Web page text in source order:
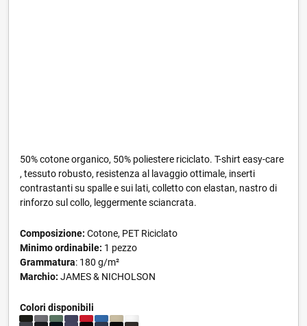
50% cotone organico, 50% poliestere riciclato. T-shirt easy-care
, tessuto robusto, resistenza al lavaggio ottimale, inserti
contrastanti su spalle e sui lati, colletto con elastan, nastro di
rinforzo sul collo, leggermente sciancrata.
Composizione: Cotone, PET Riciclato
Minimo ordinabile: 1 pezzo
Grammatura: 180 g/m²
Marchio: JAMES & NICHOLSON
Colori disponibili